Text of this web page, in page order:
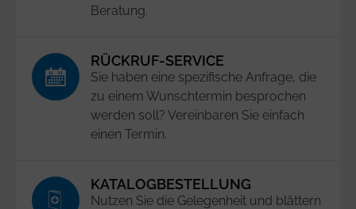
Beratung.
RÜCKRUF-SERVICE
Sie haben eine spezifische Anfrage, die
zu einem Wunschtermin besprochen
werden soll? Vereinbaren Sie einfach
einen Termin.
KATALOGBESTELLUNG
Nutzen Sie die Gelegenheit und blättern